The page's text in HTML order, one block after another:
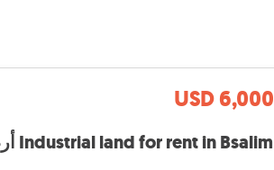
USD 6,000
Industrial land for rent in Bsalim أرض صناعية للإيجار في بصاليم